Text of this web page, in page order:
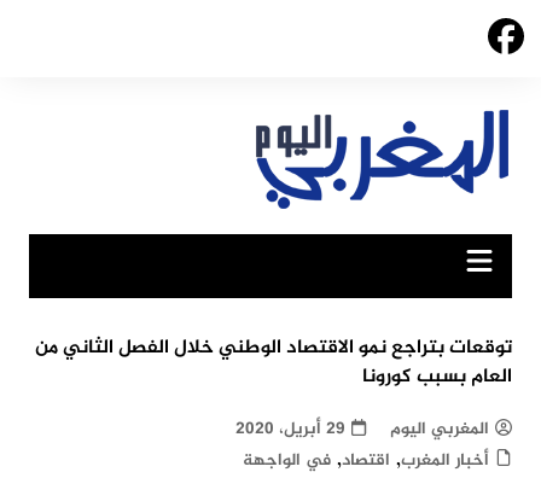
Skip
توقعات بتراجع نمو الاقتصاد الوطني خلال الفصل الثاني من
العام بسبب كورونا
المغربي اليوم
29 أبريل، 2020
أخبار المغرب, اقتصاد, في الواجهة